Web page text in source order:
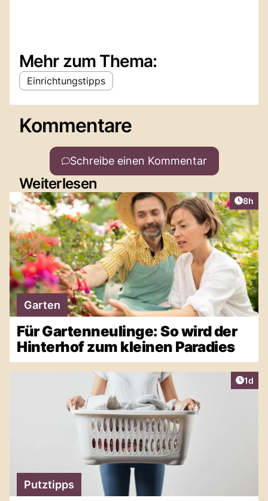
Mehr zum Thema:
Einrichtungstipps
Kommentare
Schreibe einen Kommentar
Weiterlesen
8h
Garten
Für Gartenneulinge: So wird der
Hinterhof zum kleinen Paradies
1d
Putztipps